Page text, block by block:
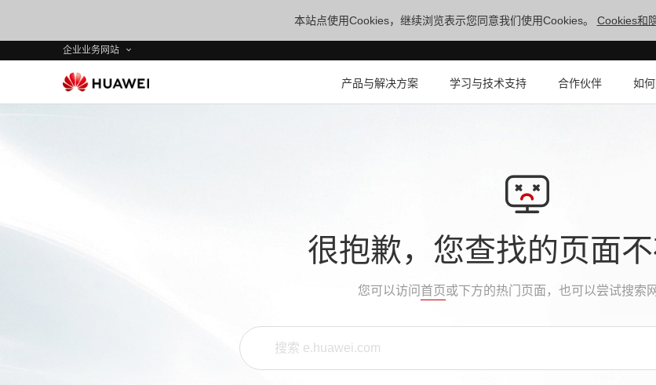
本站点使用Cookies，继续浏览表示您同意我们使用Cookies。 Cookies和
企业业务网站
产品与解决方案 学习与技术支持 合作伙伴 如
很抱歉，您查找的页面
您可以访问 首页或下方的热门页面，也可以尝试搜索